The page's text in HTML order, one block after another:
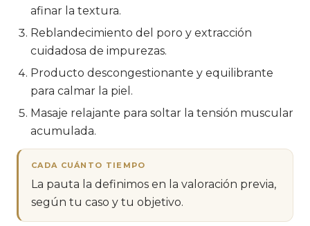
afinar la textura.
Reblandecimiento del poro y extracción
cuidadosa de impurezas.
Producto descongestionante y equilibrante
para calmar la piel.
Masaje relajante para soltar la tensión muscular
acumulada.
CADA CUÁNTO TIEMPO
La pauta la definimos en la valoración previa,
según tu caso y tu objetivo.